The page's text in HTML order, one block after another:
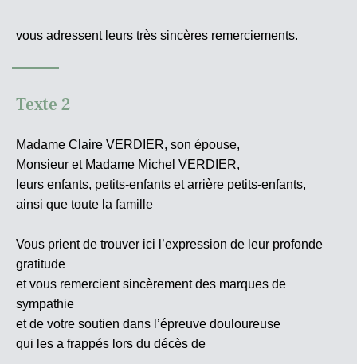
vous adressent leurs très sincères remerciements.
Texte 2
Madame Claire VERDIER, son épouse,
Monsieur et Madame Michel VERDIER,
leurs enfants, petits-enfants et arrière petits-enfants,
ainsi que toute la famille
Vous prient de trouver ici l’expression de leur profonde
gratitude
et vous remercient sincèrement des marques de
sympathie
et de votre soutien dans l’épreuve douloureuse
qui les a frappés lors du décès de